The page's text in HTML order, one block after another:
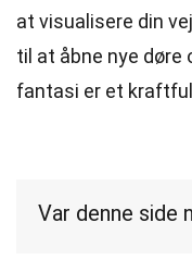
at visualisere din
til at åbne nye døre
fantasi er et
Var denne side